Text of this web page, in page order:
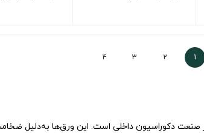
1
2
3
4
در صنعت دکوراسیون داخلی است. این ورق‌ها به‌دلیل